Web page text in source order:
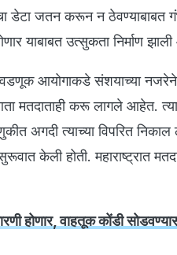
डेटा जतन करून न ठेवण्याबाबत
याबाबत उत्सुकता निर्माण
आयोगाकडे संशयाच्या नजरेने
करू लागले आहेत. त्यात
अगदी त्याच्या विपरित निकाल
केली होती. महाराष्ट्रात
होणार, वाहतूक कोंडी